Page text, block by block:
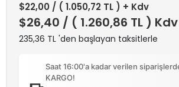
$22,00 / ( 1.050,72 TL ) + Kdv
$26,40 / ( 1.260,86 TL )
235,36 TL 'den başlayan taksitlerle
Saat 16:00'a kadar verilen
KARGO!